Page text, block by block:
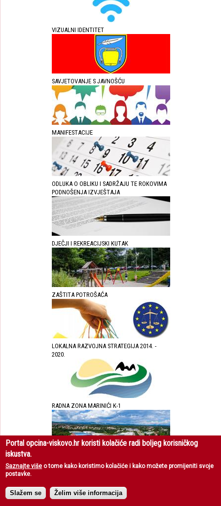
VIZUALNI IDENTITET
SAVJETOVANJE S JAVNOŠĆU
MANIFESTACIJE
ODLUKA O OBLIKU I SADRŽAJU TE ROKOVIMA
PODNOŠENJA IZVJEŠTAJA
DJEČJI I REKREACIJSKI KUTAK
ZAŠTITA POTROŠAĆA
LOKALNA RAZVOJNA STRATEGIJA 2014. -
2020.
RADNA ZONA MARINIĆI K-1
RADNA ZONA MARIŠĆINA K-2 U OPĆINI
Portal opcina-viskovo.hr koristi kolačiće radi boljeg korisničkog
iskustva.
Saznajte više o tome kako koristimo kolačiće i kako možete promijeniti svoje
postavke.
Slažem se Želim više informacija